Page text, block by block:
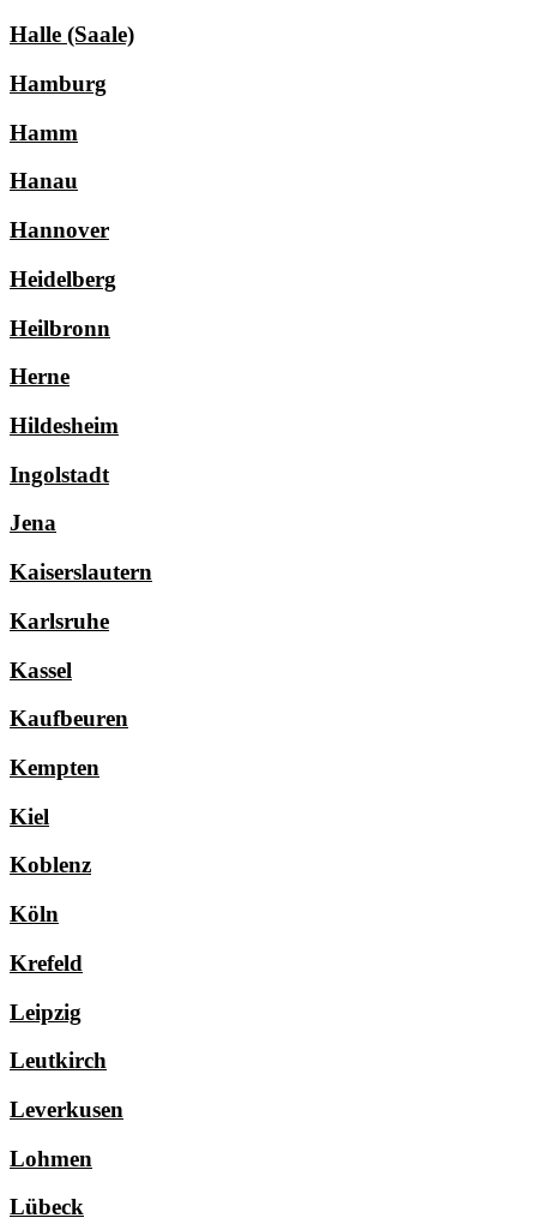
Halle (Saale)
Hamburg
Hamm
Hanau
Hannover
Heidelberg
Heilbronn
Herne
Hildesheim
Ingolstadt
Jena
Kaiserslautern
Karlsruhe
Kassel
Kaufbeuren
Kempten
Kiel
Koblenz
Köln
Krefeld
Leipzig
Leutkirch
Leverkusen
Lohmen
Lübeck